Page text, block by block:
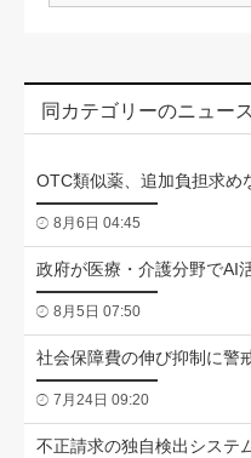
同カテゴリーのニュース
OTC類似薬、追加負担求め
8月6日 04:45
政府が医療・介護分野でAI
8月5日 07:50
社会保障費の伸び抑制に
7月24日 09:20
不正請求の独自検出システ